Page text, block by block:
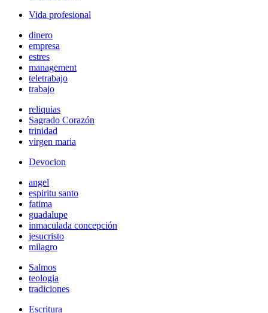
Vida profesional
dinero
empresa
estres
management
teletrabajo
trabajo
reliquias
Sagrado Corazón
trinidad
virgen maria
Devocion
angel
espiritu santo
fatima
guadalupe
inmaculada concepción
jesucristo
milagro
Salmos
teologia
tradiciones
Escritura